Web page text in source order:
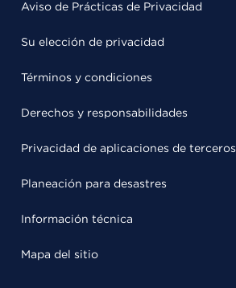
Aviso de Prácticas de Privacidad
Su elección de privacidad
Términos y condiciones
Derechos y responsabilidades
Privacidad de aplicaciones de terceros
Planeación para desastres
Información técnica
Mapa del sitio